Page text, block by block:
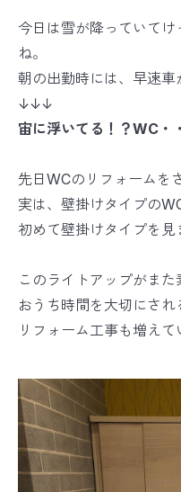
今日は雪が降っていて
ね。
朝の出勤時には、早速車
↓↓↓
宙に浮いてる！？WC
先日WCのリフォームを
実は、壁掛けタイプの
初めて壁掛けタイプを見
このライトアップがまた
おうち時間を大切にさ
リフォーム工事も増えて